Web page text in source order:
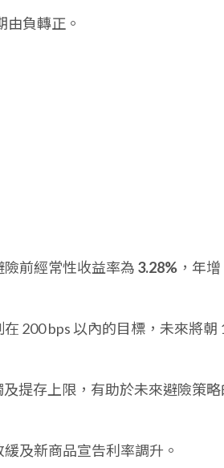
由負轉正。
險前經常性收益率為 3.28% ，年增
在 200 bps 以內的目標，未來將朝
及提存上限，有助於未來避險策
及新商品宣告利率調升。